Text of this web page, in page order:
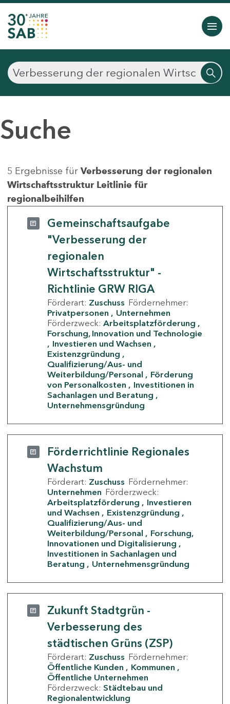
Suche
5 Ergebnisse für Verbesserung der regionalen
Wirtschaftsstruktur Leitlinie für
regionalbeihilfen
Gemeinschaftsaufgabe
"Verbesserung der
regionalen
Wirtschaftsstruktur" -
Richtlinie GRW RIGA
Förderart: Zuschuss Fördernehmer:
Privatpersonen
Unternehmen
Förderzweck: Arbeitsplatzförderung
Forschung, Innovation und Technologie
Investieren und Wachsen
Existenzgründung
Qualifizierung/Aus- und
Weiterbildung/Personal
Förderung
von Personalkosten
Investitionen in
Sachanlagen und Beratung
Unternehmensgründung
Förderrichtlinie Regionales
Wachstum
Förderart: Zuschuss Fördernehmer:
Unternehmen Förderzweck:
Arbeitsplatzförderung
Investieren
und Wachsen
Existenzgründung
Qualifizierung/Aus- und
Weiterbildung/Personal
Forschung,
Innovationen und Digitalisierung
Investitionen in Sachanlagen und
Beratung
Unternehmensgründung
Zukunft Stadtgrün -
Verbesserung des
städtischen Grüns (ZSP)
Förderart: Zuschuss Fördernehmer:
Öffentliche Kunden
Kommunen
Öffentliche Unternehmen
Förderzweck: Städtebau und
Regionalentwicklung